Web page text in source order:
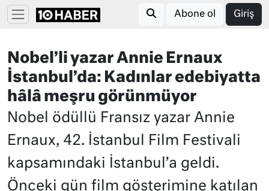
Abone ol Giriş
Nobel’li yazar Annie Ernaux
İstanbul’da: Kadınlar edebiyatta
hâlâ meşru görünmüyor
Nobel ödüllü Fransız yazar Annie
Ernaux, 42. İstanbul Film Festivali
kapsamındaki İstanbul’a geldi.
Önceki gün film gösterimine katılan